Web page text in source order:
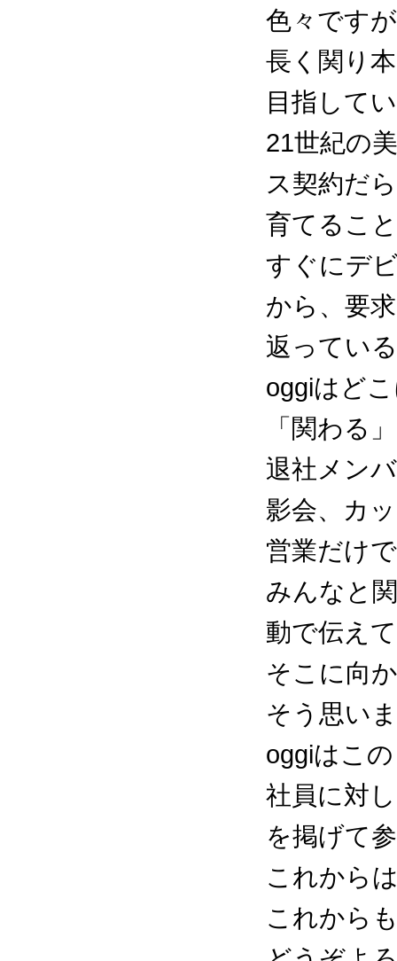
色々ですが
長く関り
目指して
21世紀の
ス契約だ
育てるこ
すぐにデ
から、要
返ってい
oggiはど
「関わる
退社メン
影会、カ
営業だけ
みんなと
動で伝え
そこに向
そう思い
oggiはこ
社員に対
を掲げて
これから
これから